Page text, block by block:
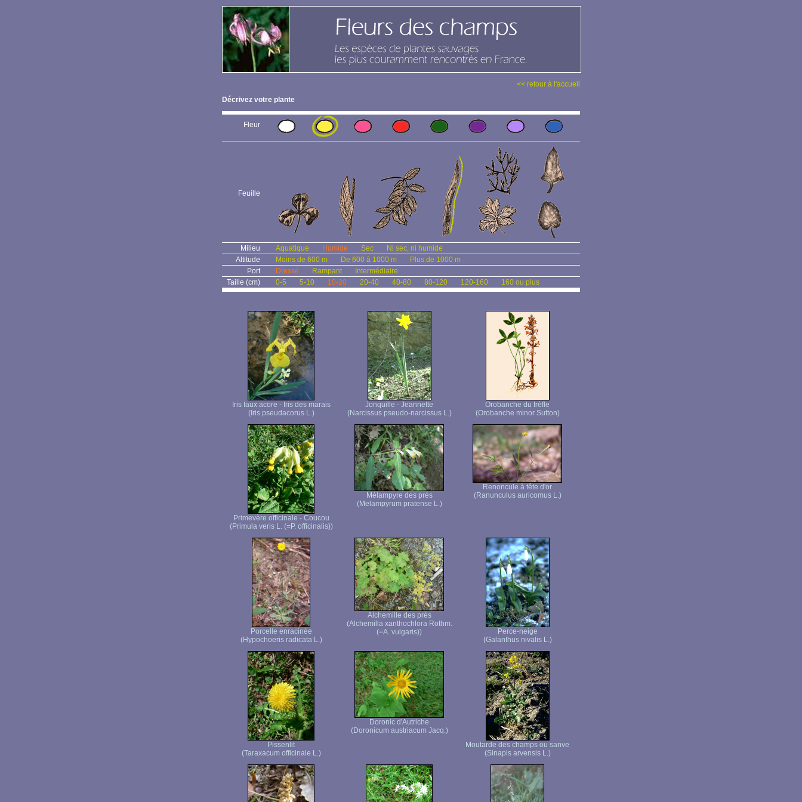
<< retour à l'accueil
Décrivez votre plante
Fleur
Feuille
Milieu Aquatique Humide Sec
Ni sec, ni humide
Altitude
Moins de 600 m De 600 à 1000 m
Plus de 1000 m
Port
Dressé Rampant
Intermédiaire
Taille (cm)
0-5 5-10 10-20 20-40 40-80 80-120 120-160 160 ou plus
Iris faux acore - Iris des marais
(Iris pseudacorus L.)
Jonquille - Jeannette
(Narcissus pseudo-narcissus L.)
Orobanche du trèfle
(Orobanche minor Sutton)
Primevère officinale - Coucou
(Primula veris L. (=P. officinalis))
Mélampyre des prés
(Melampyrum pratense L.)
Renoncule à tête d'or
(Ranunculus auricomus L.)
Porcelle enracinée
(Hypochoeris radicata L.)
Alchemille des prés
(Alchemilla xanthochlora Rothm.
(=A. vulgaris))
Perce-neige
(Galanthus nivalis L.)
Pissenlit
(Taraxacum officinale L.)
Doronic d'Autriche
(Doronicum austriacum Jacq.)
Moutarde des champs ou sanve
(Sinapis arvensis L.)